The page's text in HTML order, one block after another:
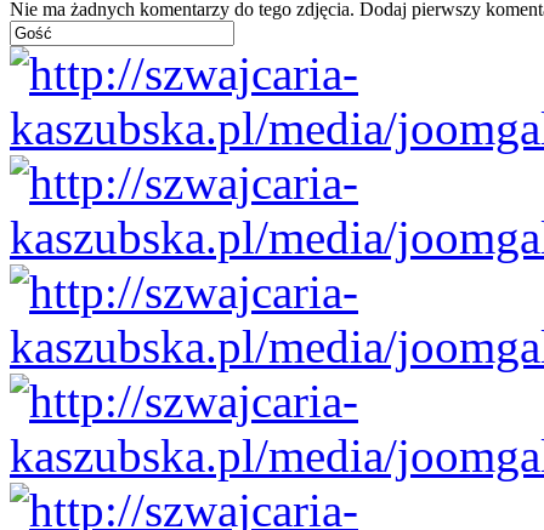
Nie ma żadnych komentarzy do tego zdjęcia. Dodaj pierwszy